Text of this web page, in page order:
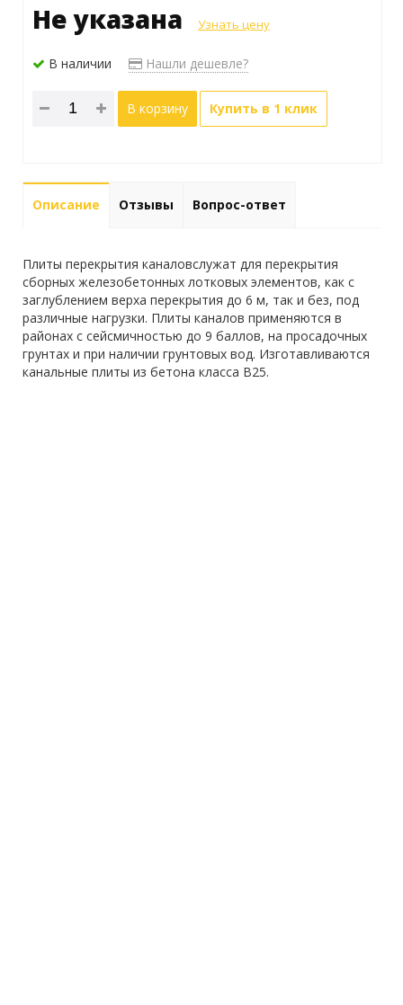
Не указана Узнать цену
В наличии Нашли дешевле?
В корзину Купить в 1 клик
Описание Отзывы Вопрос-ответ
Плиты перекрытия каналовслужат для перекрытия
сборных железобетонных лотковых элементов, как с
заглублением верха перекрытия до 6 м, так и без, под
различные нагрузки. Плиты каналов применяются в
районах с сейсмичностью до 9 баллов, на просадочных
грунтах и при наличии грунтовых вод. Изготавливаются
канальные плиты из бетона класса В25.